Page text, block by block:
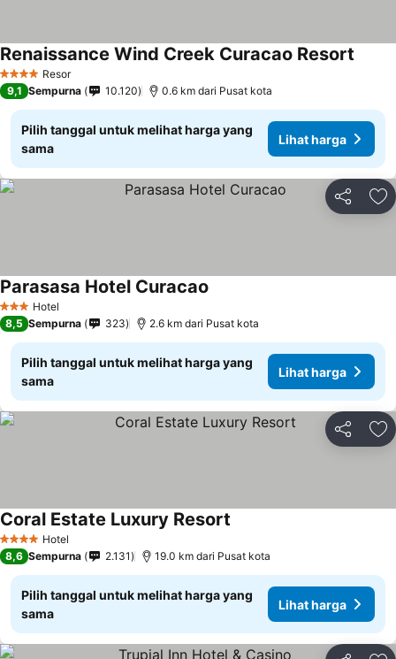
4 BintangResor
Renaissance Wind Creek Curacao Resort
9,1 Sempurna 10.120 0.6 km dari Pusat kota
Pilih tanggal untuk melihat harga yang
sama
Lihat harga
Bagikan
3 BintangHotel
Parasasa Hotel Curacao
8,5 Sempurna 323 2.6 km dari Pusat kota
Pilih tanggal untuk melihat harga yang
sama
Lihat harga
Bagikan
4 BintangHotel
Coral Estate Luxury Resort
8,6 Sempurna 2.131 19.0 km dari Pusat kota
Pilih tanggal untuk melihat harga yang
sama
Lihat harga